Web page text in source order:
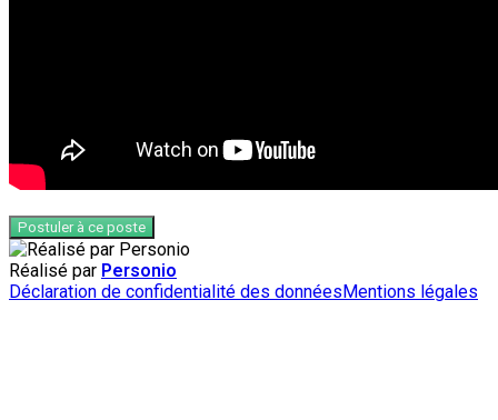
Postuler à ce poste
Réalisé par Personio
Déclaration de confidentialité des donnéesMentions légales